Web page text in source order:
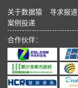
关于数据猿 寻求报道
案例投递
合作伙伴：